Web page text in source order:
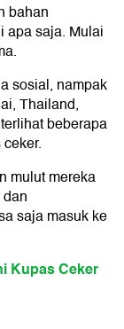
bahan
apa saja. Mulai
sosial, nampak
Thailand,
beberapa
mulut mereka
saja masuk ke
Kupas Ceker